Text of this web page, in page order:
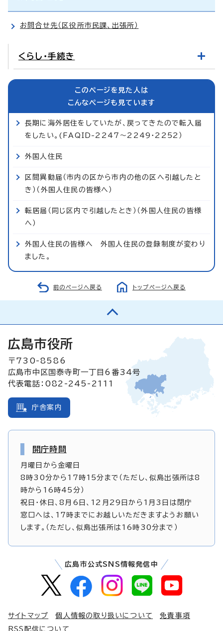
お問合せ先（区役所市民課、出張所）
くらし・手続き
このページを見た人は
こんなページも見ています
長期に海外居住をしていたが、戻ってきたので転入届
をしたい。(FAQID-2247～2249・2252）
外国人住民
区間異動届（市内の区から市内の他の区へ引越したと
き）（外国人住民の皆様へ）
転居届（同じ区内で引越したとき）（外国人住民の皆様
へ）
外国人住民の皆様へ 外国人住民の登録制度が変わり
ました。
前のページへ戻る トップページへ戻る
広島市役所
〒730-8586
広島市中区国泰寺町一丁目6番34号
代表電話：082-245-2111
庁舎案内
開庁時間
月曜日から金曜日
8時30分から17時15分まで（ただし、似島出張所は8
時から16時45分）
祝日・休日、8月6日、12月29日から1月3日は閉庁
窓口へは、17時までにお越しいただきますようお願い
します。（ただし、似島出張所は16時30分まで）
広島市公式SNS情報発信中
サイトマップ 個人情報の取り扱いについて
免責事項
RSS配信について